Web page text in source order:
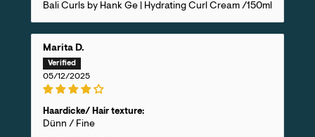
Bali Curls by Hank Ge | Hydrating Curl Cream /150ml
Marita D.
05/12/2025
Haardicke/ Hair texture:
Dünn / Fine